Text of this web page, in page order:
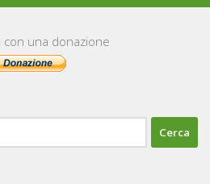
con una donazione